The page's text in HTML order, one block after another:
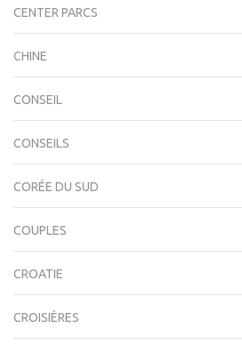
CENTER PARCS
CHINE
CONSEIL
CONSEILS
CORÉE DU SUD
COUPLES
CROATIE
CROISIÈRES